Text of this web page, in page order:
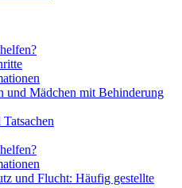
und Mädchen mit Behinderung
und Flucht: Häufig gestellte